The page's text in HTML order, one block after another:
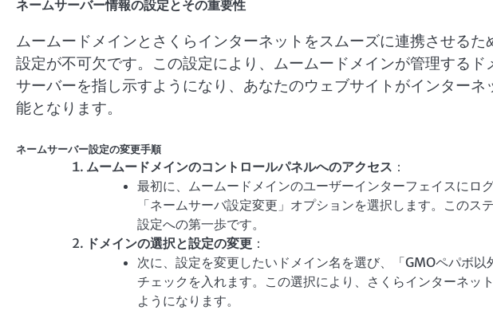
ネームサーバー情報の設定とその重要性
ムームードメインとさくらインターネットをスムーズに連携させる
設定が不可欠です。この設定により、ムームードメインが管理する
サーバーを指し示すようになり、あなたのウェブサイトがインター
能となります。
ネームサーバー設定の変更手順
ムームードメインのコントロールパネルへのアクセス ：
最初に、ムームードメインのユーザーインターフェイスにロ
「ネームサーバ設定変更」オプションを選択します。この
設定への第一歩です。
ドメインの選択と設定の変更 ：
次に、設定を変更したいドメイン名を選び、「GMOペパボ
チェックを入れます。この選択により、さくらインターネッ
ようになります。